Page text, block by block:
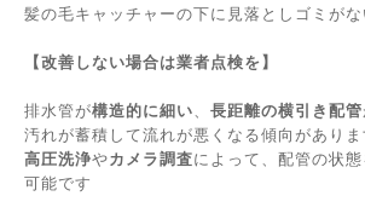
髪の毛キャッチャーの下に見落としゴミがな
【改善しない場合は業者点検を】
排水管が構造的に細い 長距離の横引き配管
汚れが蓄積して流れが悪くなる傾向がありま
高圧洗浄やカメラ調査によって、配管の状
可能です